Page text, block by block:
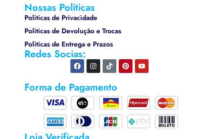
Nossas Politicas
Politicas de Privacidade
Politicas de Devolução e Trocas
Politicas de Entrega e Prazos
Redes Socias:
Forma de Pagamento